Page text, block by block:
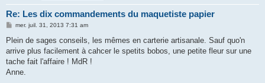
Re: Les dix commandements du maquetiste papier
M
s
a
g
mer. juil. 31, 2013 7:31 am
Plein de sages conseils, les mêmes en carterie artisanale. Sauf quo'n
arrive plus facilement à cahcer le spetits bobos, une petite fleur sur une
tache fait l'affaire ! MdR !
Anne.